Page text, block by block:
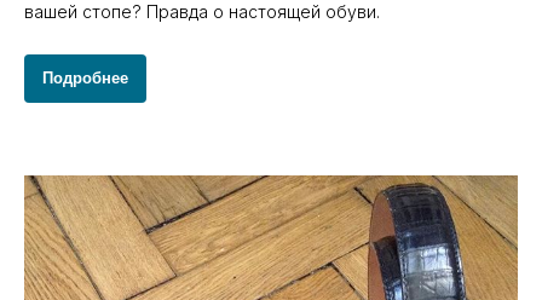
вашей стопе? Правда о настоящей обуви.
Подробнее